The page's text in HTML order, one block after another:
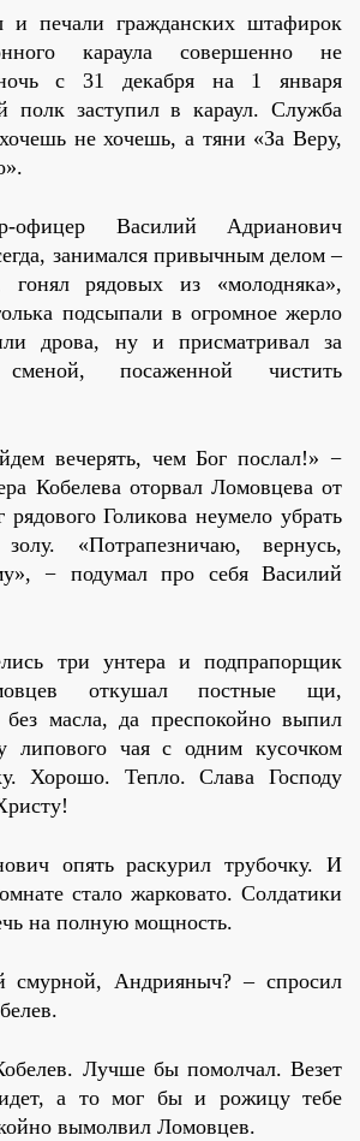
и печали гражданских штафирок
караула совершенно не
с 31 декабря на 1 января
полк заступил в караул. Служба
не хочешь, а тяни «За Веру,
офицер Василий Адрианович
занимался привычным делом –
гонял рядовых из «молодняка»,
подсыпали в огромное жерло
дрова, ну и присматривал за
сменой, посаженной чистить
вечерять, чем Бог послал!» −
Кобелева оторвал Ломовцева от
рядового Голикова неумело убрать
«Потрапезничаю, вернусь,
− подумал про себя Василий
три унтера и подпрапорщик
откушал постные щи,
масла, да преспокойно выпил
липового чая с одним кусочком
Хорошо. Тепло. Слава Господу
опять раскурил трубочку. И
стало жарковато. Солдатики
на полную мощность.
смурной, Андрияныч? – спросил
Лучше бы помолчал. Везет
а то мог бы и рожицу тебе
вымолвил Ломовцев.